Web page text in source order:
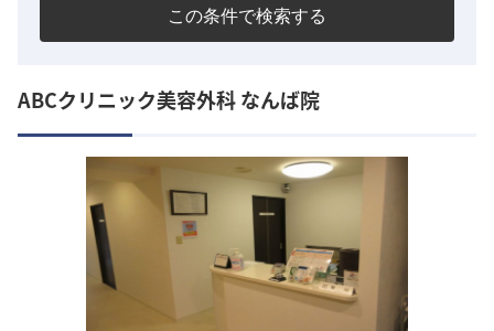
この条件で検索する
ABCクリニック美容外科 なんば院